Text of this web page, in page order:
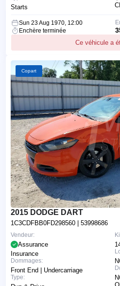
Starts
Sun 23 Aug 1970, 12:00
Enchère terminée
Ce véhicule a
Copart
2015 DODGE DART
1C3CDFBB0FD298560 | 53998686
Vendeur:
Assurance
Insurance
Dommages:
Front End | Undercarriage
Type: